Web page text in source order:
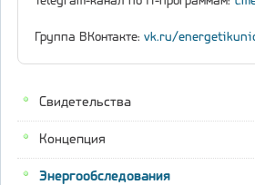
Свидетельства
Концепция
Энергообследования
Группа ВКонтакте: vk.ru/